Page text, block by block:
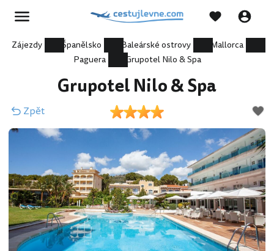
Zájezdy Španělsko Baleárské ostrovy
Mallorca
Paguera
Grupotel Nilo & Spa
Grupotel Nilo & Spa
Zpět